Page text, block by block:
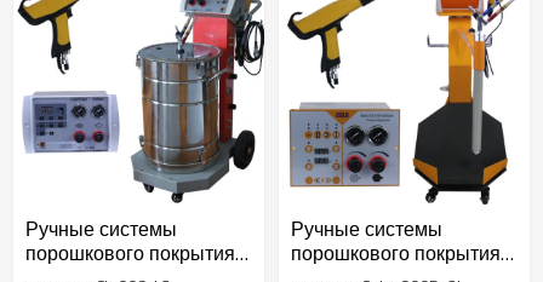
Ручные системы
порошкового покрытия
Ручные системы
порошкового покрытия